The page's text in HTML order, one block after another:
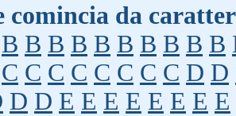
comincia da
B B B B B B B B B B
C C C C C C C C D D
D D E E E E E E E E